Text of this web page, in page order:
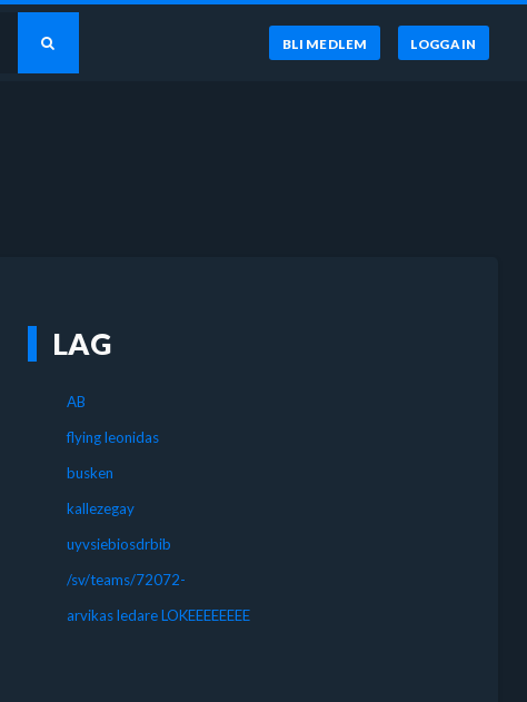
BLI MEDLEM LOGGA IN
LAG
AB
flying leonidas
busken
kallezegay
uyvsiebiosdrbib
/sv/teams/72072-
arvikas ledare LOKEEEEEEEE